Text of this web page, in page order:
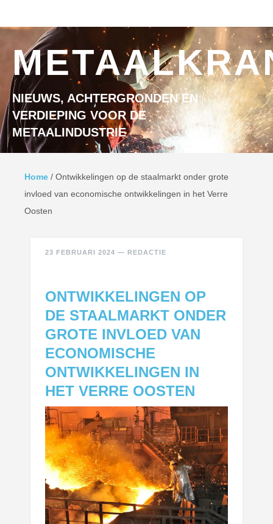
NIEUWS, ACHTERGRONDEN EN
VERDIEPING VOOR DE
METAALINDUSTRIE
Home / Ontwikkelingen op de staalmarkt onder grote
invloed van economische ontwikkelingen in het Verre
Oosten
23 FEBRUARI 2024 — REDACTIE
ONTWIKKELINGEN OP
DE STAALMARKT ONDER
GROTE INVLOED VAN
ECONOMISCHE
ONTWIKKELINGEN IN
HET VERRE OOSTEN